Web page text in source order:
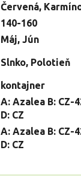
Červená,
140-160
Máj, Jún
Slnko, Polotieň
kontajner
A: Azalea B: CZ-
D: CZ
A: Azalea B: CZ-
D: CZ